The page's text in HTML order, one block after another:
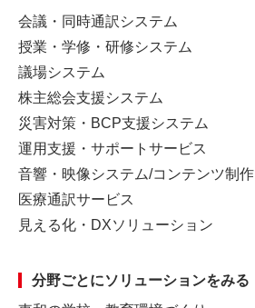
会議・同時通訳システム
授業・学修・研修システム
議場システム
株主総会支援システム
災害対策・BCP支援システム
運用支援・サポートサービス
音響・映像システム/コンテンツ制作
医療通訳サービス
見える化・DXソリューション
分野ごとにソリューションをみる